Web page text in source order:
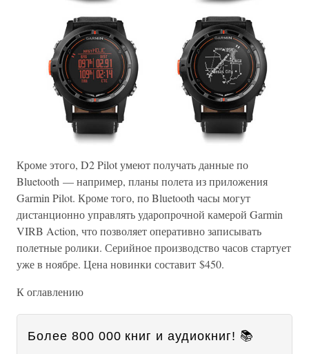
Кроме этого, D2 Pilot умеют получать данные по
Bluetooth — например, планы полета из приложения
Garmin Pilot. Кроме того, по Bluetooth часы могут
дистанционно управлять ударопрочной камерой Garmin
VIRB Action, что позволяет оперативно записывать
полетные ролики. Серийное производство часов стартует
уже в ноябре. Цена новинки составит $450.
К оглавлению
Более 800 000 книг и аудиокниг! 📚